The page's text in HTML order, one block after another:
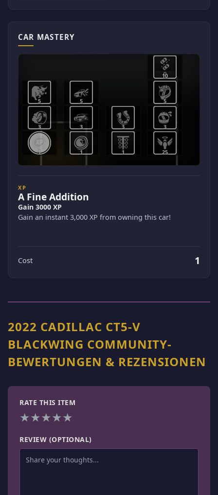
CAR MASTERY
1 1 1 25
3 3 3 3
5 5 5
10
XP
A Fine Addition
Gain 3000 XP
Gain an instant 3,000 XP from owning this car!
Cost 1
2022 CADILLAC CT5-V
BLACKWING COMMUNITY-
BEWERTUNGEN & REZENSIONEN
RATE THIS ITEM
★★★★★
REVIEW (OPTIONAL)